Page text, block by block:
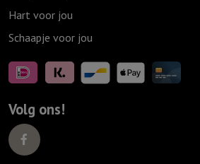
Hart voor jou
Schaapje voor jou
Volg ons!